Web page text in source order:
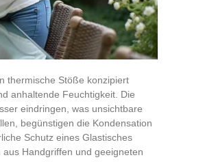
thermische Stöße konzipiert
anhaltende Feuchtigkeit. Die
eindringen, was unsichtbare
begünstigen die Kondensation
Schutz eines Glastisches
Handgriffen und geeigneten